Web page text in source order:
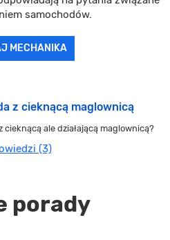
samochodów.
MECHANIKA
z cieknącą maglownicą
cieknącą ale działającą maglownicą?
(3)
porady